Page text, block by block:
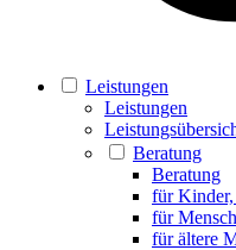
Leistungen
Leistungen
Beratung
Beratung
für Kinder,
für
für ältere